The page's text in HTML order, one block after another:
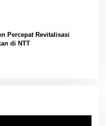
Percepat Revitalisasi
di NTT